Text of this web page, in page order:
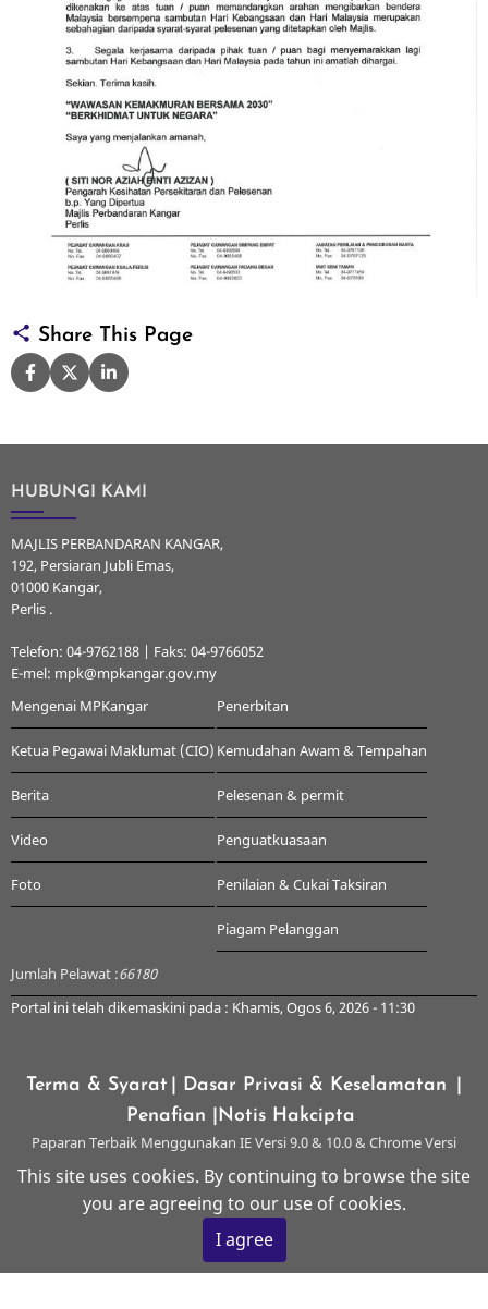
Share This Page
HUBUNGI KAMI
MAJLIS PERBANDARAN KANGAR,
192, Persiaran Jubli Emas,
01000 Kangar,
Perlis .
Telefon: 04-9762188 | Faks: 04-9766052
E-mel: mpk@mpkangar.gov.my
Mengenai MPKangar
Ketua Pegawai Maklumat (CIO)
Berita
Video
Foto
Penerbitan
Kemudahan Awam & Tempahan
Pelesenan & permit
Penguatkuasaan
Penilaian & Cukai Taksiran
Piagam Pelanggan
Jumlah Pelawat :66180
Portal ini telah dikemaskini pada : Khamis, Ogos 6, 2026 - 11:30
Terma & Syarat | Dasar Privasi & Keselamatan
Penafian
|Notis Hakcipta
Paparan Terbaik Menggunakan IE Versi 9.0 & 10.0 & Chrome Versi
Terkini & ke atas dengan Resolusi 1024 x 768
© 2026 Majlis Perbandaran Kangar, All rights reserved.
This site uses cookies. By continuing to browse the site
you are agreeing to our use of cookies.
I agree